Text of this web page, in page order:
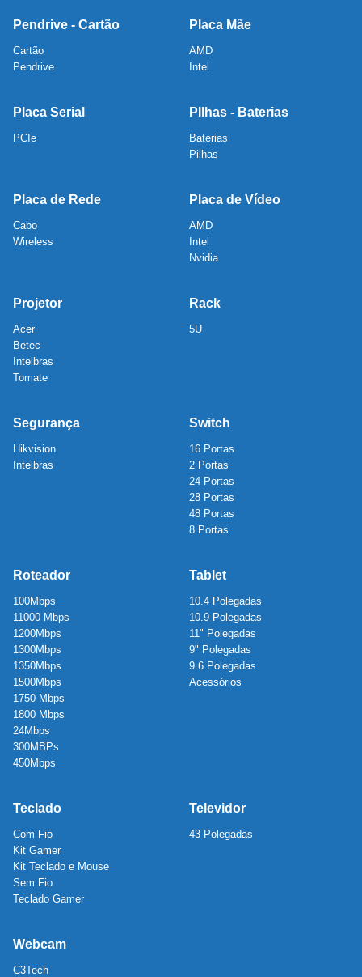
Pendrive - Cartão
Cartão
Pendrive
Placa Mãe
AMD
Intel
Placa Serial
PCIe
PIlhas - Baterias
Baterias
Pilhas
Placa de Rede
Cabo
Wireless
Placa de Vídeo
AMD
Intel
Nvidia
Projetor
Acer
Betec
Intelbras
Tomate
Rack
5U
Segurança
Hikvision
Intelbras
Switch
16 Portas
2 Portas
24 Portas
28 Portas
48 Portas
8 Portas
Roteador
100Mbps
11000 Mbps
1200Mbps
1300Mbps
1350Mbps
1500Mbps
1750 Mbps
1800 Mbps
24Mbps
300MBPs
450Mbps
Tablet
10.4 Polegadas
10.9 Polegadas
11" Polegadas
9" Polegadas
9.6 Polegadas
Acessórios
Teclado
Com Fio
Kit Gamer
Kit Teclado e Mouse
Sem Fio
Teclado Gamer
Televidor
43 Polegadas
Webcam
C3Tech